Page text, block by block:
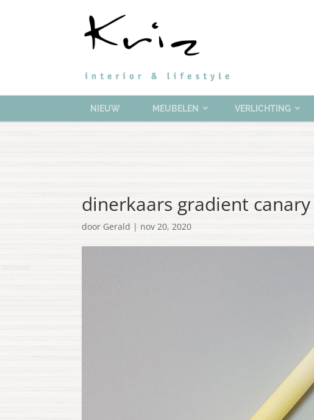
NIEUW MEUBELEN VERLICHTING
dinerkaars gradient
door Gerald | nov 20, 2020